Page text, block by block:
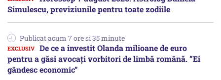
Simulescu, previziunile pentru toate zodiile
Publicat acum 7 ore si 35 minute
De ce a investit Olanda milioane de euro
pentru a găsi avocați vorbitori de limbă română. ”Ei
gândesc economic”